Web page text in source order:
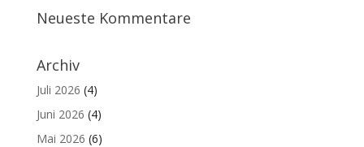
Neueste Kommentare
Archiv
Juli 2026 (4)
Juni 2026 (4)
Mai 2026 (6)